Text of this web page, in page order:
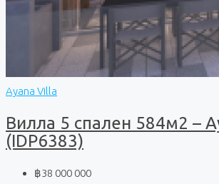
Ayana Villa
Вилла 5 спален 584м2 –
(IDP6383)
฿38 000 000